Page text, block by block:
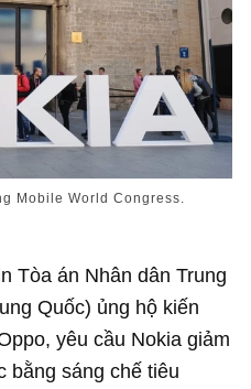
Mobile World Congress.
Tòa án Nhân dân Trung
Quốc) ủng hộ kiến
yêu cầu Nokia giảm
bằng sáng chế tiêu